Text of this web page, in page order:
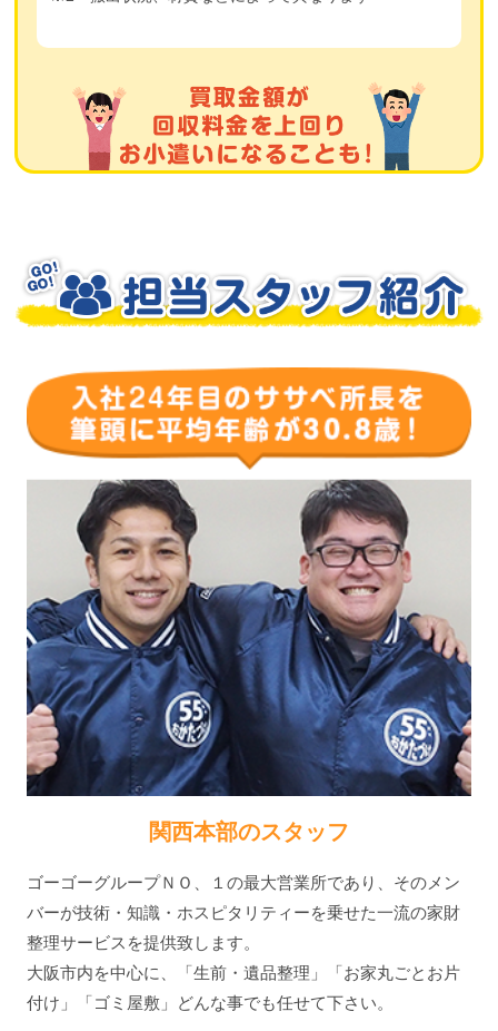
関西本部のスタッフ
ゴーゴーグループＮＯ、１の最大営業所であり、そのメン
バーが技術・知識・ホスピタリティーを乗せた一流の家財
整理サービスを提供致します。
大阪市内を中心に、「生前・遺品整理」「お家丸ごとお片
付け」「ゴミ屋敷」どんな事でも任せて下さい。